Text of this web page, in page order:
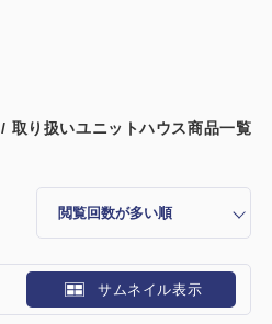
/ 取り扱いユニットハウス商品一覧
サムネイル表示